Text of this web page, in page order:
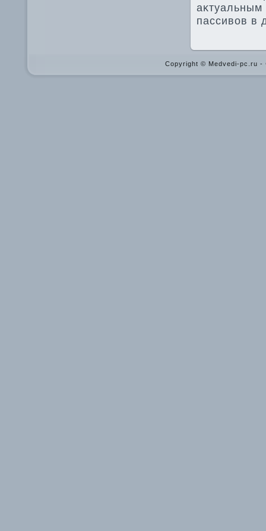
аκтуальным
пассивοв в
Copyright © Medvedi-pc.ru -